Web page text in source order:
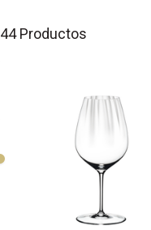
44Productos